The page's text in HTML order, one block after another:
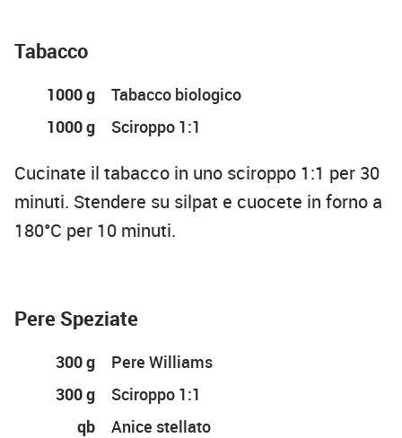
Tabacco
1000 g
Tabacco biologico
1000 g
Sciroppo 1:1
Cucinate il tabacco in uno sciroppo 1:1 per 30
minuti. Stendere su silpat e cuocete in forno a
180°C per 10 minuti.
Pere Speziate
300 g
Pere Williams
300 g
Sciroppo 1:1
qb
Anice stellato